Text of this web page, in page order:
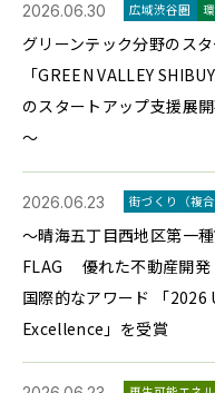
2026.06.30 広域渋谷圏
グリーンテック分野のス
「GREEN VALLEY
のスタートアップ支援展
～
2026.06.23 街づくり（複合
～晴海五丁目西地区第一
FLAG 優れた不動産開発
国際的なアワード 「
Excellence」を受賞